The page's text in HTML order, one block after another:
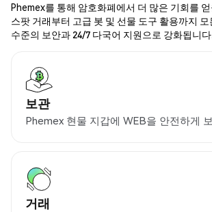
Phemex를 통해 암호화폐에서 더 많은 기회를
스팟 거래부터 고급 봇 및 선물 도구 활용까지
수준의 보안과 24/7 다국어 지원으로 강화됩니
보관
Phemex 현물 지갑에 WEB을 안전하게
거래